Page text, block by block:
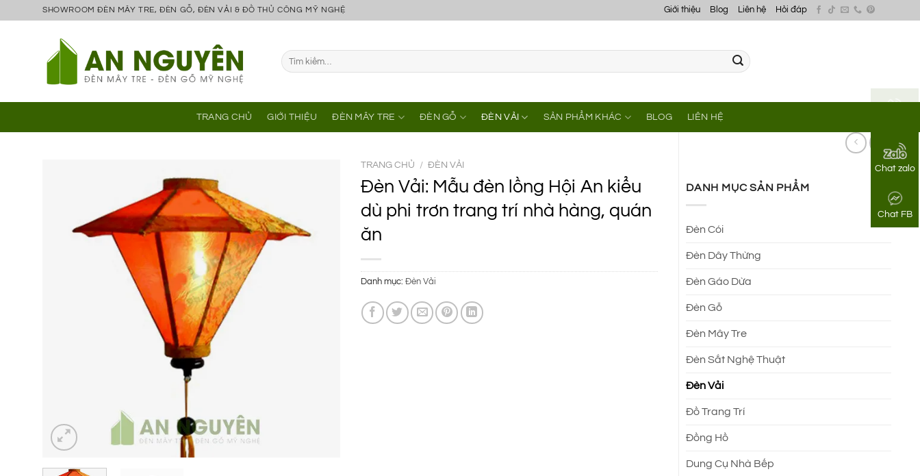
Chat zalo
Chat FB
SHOWROOM ĐÈN MÂY TRE, ĐÈN GỖ, ĐÈN VẢI & ĐỒ THỦ CÔNG MỸ NGHỆ Giới thiệu Blog Liên hệ Hỏi đáp
Tìm
kiếm:
TRANG CHỦ GIỚI THIỆU ĐÈN MÂY TRE ĐÈN GỖ ĐÈN VẢI SẢN PHẨM KHÁC BLOG LIÊN HỆ
DANH MỤC SẢN PHẨM
Đèn Cói
Đèn Dây Thừng
Đèn Gáo Dừa
Đèn Gỗ
Đèn Mây Tre
Đèn Sắt Nghệ Thuật
Đèn Vải
Đồ Trang Trí
Đồng Hồ
Dung Cụ Nhà Bếp
TRANG CHỦ / ĐÈN VẢI
Đèn Vải: Mẫu đèn lồng Hội An kiểu
dù phi trơn trang trí nhà hàng, quán
ăn
Danh mục: Đèn Vải